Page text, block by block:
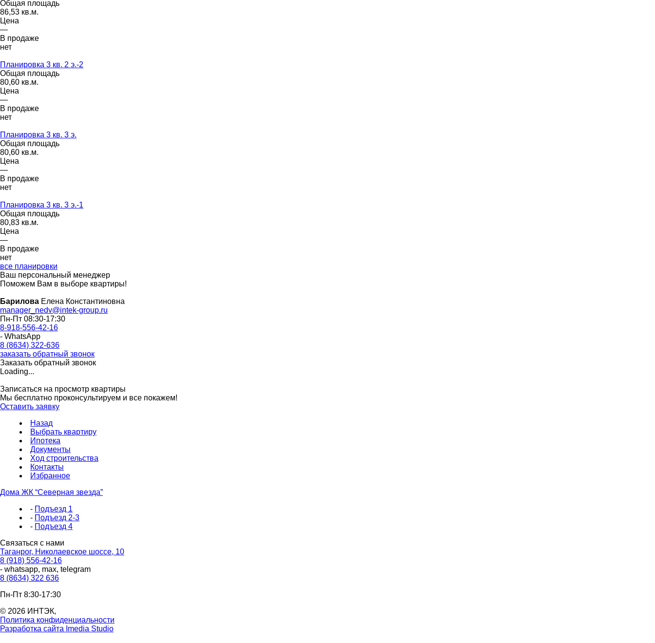
Общая площадь
86,53 кв.м.
Цена
—
В продаже
нет
Планировка 3 кв. 2 э.-2
Общая площадь
80,60 кв.м.
Цена
—
В продаже
нет
Планировка 3 кв. 3 э.
Общая площадь
80,60 кв.м.
Цена
—
В продаже
нет
Планировка 3 кв. 3 э.-1
Общая площадь
80,83 кв.м.
Цена
—
В продаже
нет
все планировки
Ваш персональный менеджер
Поможем Вам в выборе квартиры!
Барилова Елена Константиновна
manager_nedv@intek-group.ru
Пн-Пт 08:30-17:30
8-918-556-42-16
- WhatsApp
8 (8634) 322-636
заказать обратный звонок
Заказать обратный звонок
Loading...
Записаться на просмотр квартиры
Мы бесплатно проконсультируем и все покажем!
Оставить заявку
Назад
Выбрать квартиру
Ипотека
Документы
Ход строительства
Контакты
Избранное
Дома ЖК “Северная звезда”
- Подъезд 1
- Подъезд 2-3
- Подъезд 4
Связаться с нами
Таганрог, Николаевское шоссе, 10
8 (918) 556-42-16
- whatsapp, max, telegram
8 (8634) 322 636
Пн-Пт 8:30-17:30
© 2026 ИНТЭК,
Политика конфиденциальности
Разработка сайта Imedia Studio